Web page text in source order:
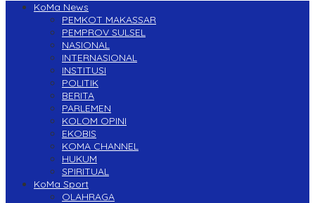
KoMa News
PEMKOT MAKASSAR
PEMPROV SULSEL
NASIONAL
INTERNASIONAL
INSTITUSI
POLITIK
BERITA
PARLEMEN
KOLOM OPINI
EKOBIS
KOMA CHANNEL
HUKUM
SPIRITUAL
KoMa Sport
OLAHRAGA